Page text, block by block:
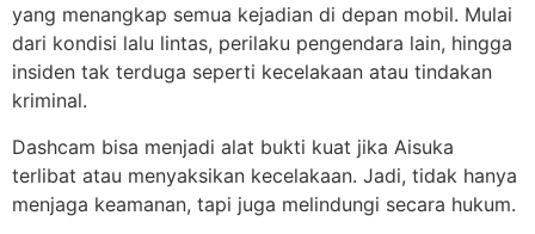
yang menangkap semua kejadian di depan mobil. Mulai
dari kondisi lalu lintas, perilaku pengendara lain, hingga
insiden tak terduga seperti kecelakaan atau tindakan
kriminal.
Dashcam bisa menjadi alat bukti kuat jika Aisuka
terlibat atau menyaksikan kecelakaan. Jadi, tidak hanya
menjaga keamanan, tapi juga melindungi secara hukum.